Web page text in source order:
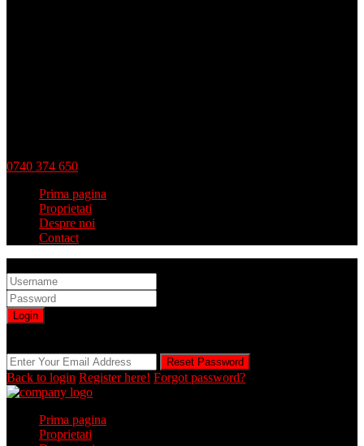
0740 374 650
Prima pagina
Proprietati
Despre noi
Contact
Login
Reset Password
Back to login Register here! Forgot password?
Prima pagina
Proprietati